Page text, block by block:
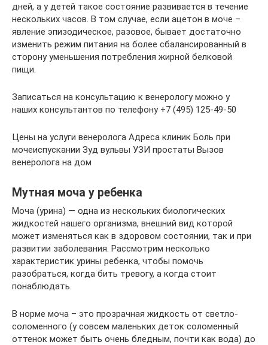
дней, а у детей такое состояние развивается в течение
нескольких часов. В том случае, если ацетон в моче –
явление эпизодическое, разовое, бывает достаточно
изменить режим питания на более сбалансированный в
сторону уменьшения потребления жирной белковой
пищи.
Записаться на консультацию к венерологу можно у
наших консультантов по телефону +7 (495) 125-49-50
Цены на услуги венеролога Адреса клиник Боль при
мочеиспускании Зуд вульвы УЗИ простаты Вызов
венеролога на дом
Мутная моча у ребенка
Моча (урина) — одна из нескольких биологических
жидкостей нашего организма, внешний вид которой
может изменяться как в здоровом состоянии, так и при
развитии заболевания. Рассмотрим несколько
характеристик урины ребенка, чтобы помочь
разобраться, когда бить тревогу, а когда стоит
понаблюдать.
В норме моча – это прозрачная жидкость от светло-
соломенного (у совсем маленьких деток соломенный
оттенок может быть очень бледным, почти как вода) до